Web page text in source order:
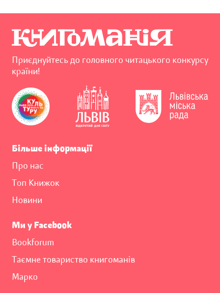
Приєднуйтесь до головного читацького конкурсу
країни!
Більше інформації
Про нас
Топ Книжок
Новини
Ми у Facebook
Bookforum
Таємне товариство книгоманів
Марко